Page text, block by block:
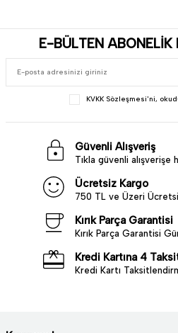
E-BÜLTEN ABONELİK
KVKK Sözleşmesi'ni,
Güvenli Alışveriş
Tıkla güvenli alışverişe
Ücretsiz Kargo
750 TL ve Üzeri
Kırık Parça Garantisi
Kırık Parça Garantisi
Kredi Kartına 4
Kredi Kartı